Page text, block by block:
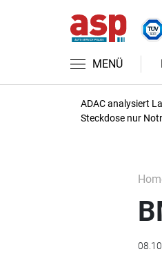
MENÜ
ADAC analysiert
Steckdose nur